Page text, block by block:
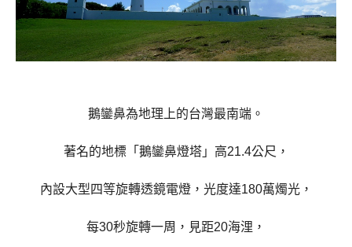
鵝鑾鼻為地理上的台灣最南端。
著名的地標「鵝鑾鼻燈塔」高21.4公尺，
內設大型四等旋轉透鏡電燈，光度達180萬燭光，
每30秒旋轉一周，見距20海浬，